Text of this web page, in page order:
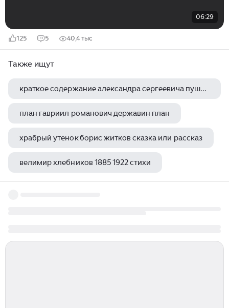
06:29
125 5 40,4 тыс
Также ищут
краткое содержание александра сергеевича пушкина жених
план гавриил романович державин план
храбрый утенок борис житков сказка или рассказ
велимир хлебников 1885 1922 стихи